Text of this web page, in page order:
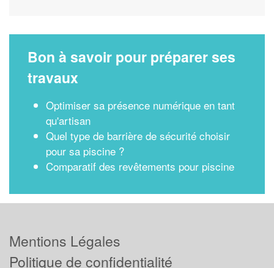
Bon à savoir pour préparer ses
travaux
Optimiser sa présence numérique en tant
qu'artisan
Quel type de barrière de sécurité choisir
pour sa piscine ?
Comparatif des revêtements pour piscine
Mentions Légales
Politique de confidentialité